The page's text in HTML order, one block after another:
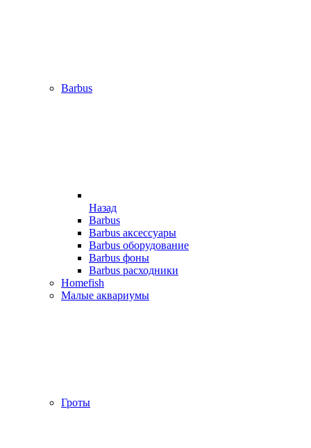
Barbus
Назад
Barbus
Barbus аксессуары
Barbus оборудование
Barbus фоны
Barbus расходники
Homefish
Малые аквариумы
Гроты